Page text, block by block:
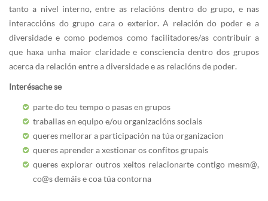
tanto a nivel interno, entre as relacións dentro do grupo, e nas
interaccións do grupo cara o exterior. A relación do poder e a
diversidade e como podemos como facilitadores/as contribuír a
que haxa unha maior claridade e consciencia dentro dos grupos
acerca da relación entre a diversidade e as relacións de poder.
Interésache se
parte do teu tempo o pasas en grupos
traballas en equipo e/ou organizacións sociais
queres mellorar a participación na túa organizacion
queres aprender a xestionar os confitos grupais
queres explorar outros xeitos relacionarte contigo mesm@,
co@s demáis e coa túa contorna